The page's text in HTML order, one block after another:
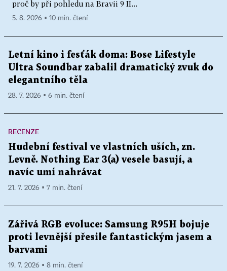
proč by při pohledu na Bravii 9 II...
5. 8. 2026 ▪ 10 min. čtení
Letní kino i fesťák doma: Bose Lifestyle
Ultra Soundbar zabalil dramatický zvuk do
elegantního těla
28. 7. 2026 ▪ 6 min. čtení
RECENZE
Hudební festival ve vlastních uších, zn.
Levně. Nothing Ear 3(a) vesele basují, a
navíc umí nahrávat
21. 7. 2026 ▪ 7 min. čtení
Zářivá RGB evoluce: Samsung R95H bojuje
proti levnější přesile fantastickým jasem a
barvami
19. 7. 2026 ▪ 8 min. čtení